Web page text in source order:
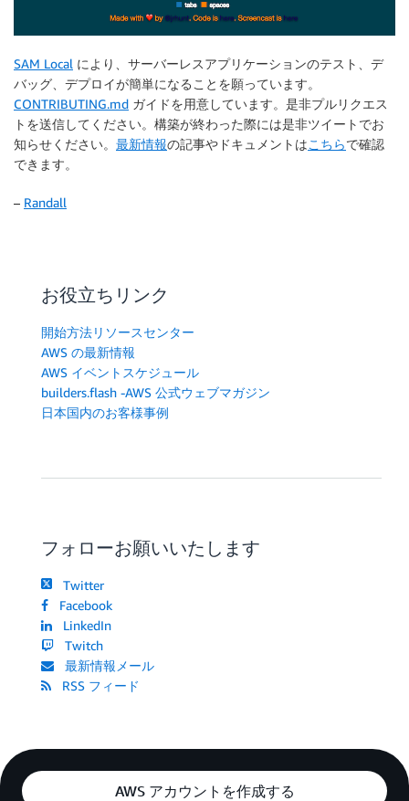
SAM Local により、サーバーレスアプリケーションのテスト、デ
バッグ、デプロイが簡単になることを願っています。
CONTRIBUTING.md ガイドを用意しています。是非プルリクエス
トを送信してください。構築が終わった際には是非ツイートでお
知らせください。 最新情報の記事やドキュメントはこちらで確認
できます。
– Randall
お役立ちリンク
開始方法リソースセンター
AWS の最新情報
AWS イベントスケジュール
builders.flash -AWS 公式ウェブマガジン
日本国内のお客様事例
フォローお願いいたします
Twitter
Facebook
LinkedIn
Twitch
最新情報メール
RSS フィード
AWS アカウントを作成する